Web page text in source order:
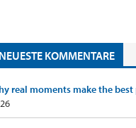
NEUESTE KOMMENTARE
real moments make the